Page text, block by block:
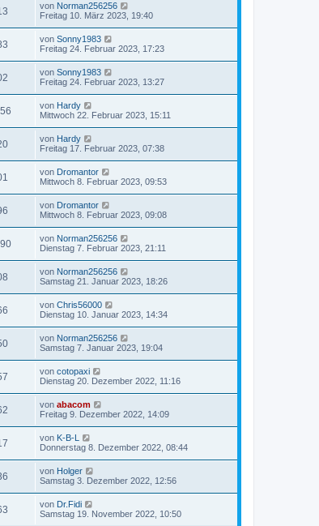
von Norman256256
Freitag 10. März 2023, 19:40
von Sonny1983
Freitag 24. Februar 2023, 17:23
von Sonny1983
Freitag 24. Februar 2023, 13:27
von Hardy
Mittwoch 22. Februar 2023, 15:11
von Hardy
Freitag 17. Februar 2023, 07:38
von Dromantor
Mittwoch 8. Februar 2023, 09:53
von Dromantor
Mittwoch 8. Februar 2023, 09:08
von Norman256256
Dienstag 7. Februar 2023, 21:11
von Norman256256
Samstag 21. Januar 2023, 18:26
von Chris56000
Dienstag 10. Januar 2023, 14:34
von Norman256256
Samstag 7. Januar 2023, 19:04
von cotopaxi
Dienstag 20. Dezember 2022, 11:16
von abacom
Freitag 9. Dezember 2022, 14:09
von K-B-L
Donnerstag 8. Dezember 2022, 08:44
von Holger
Samstag 3. Dezember 2022, 12:56
von Dr.Fidi
Samstag 19. November 2022, 10:50